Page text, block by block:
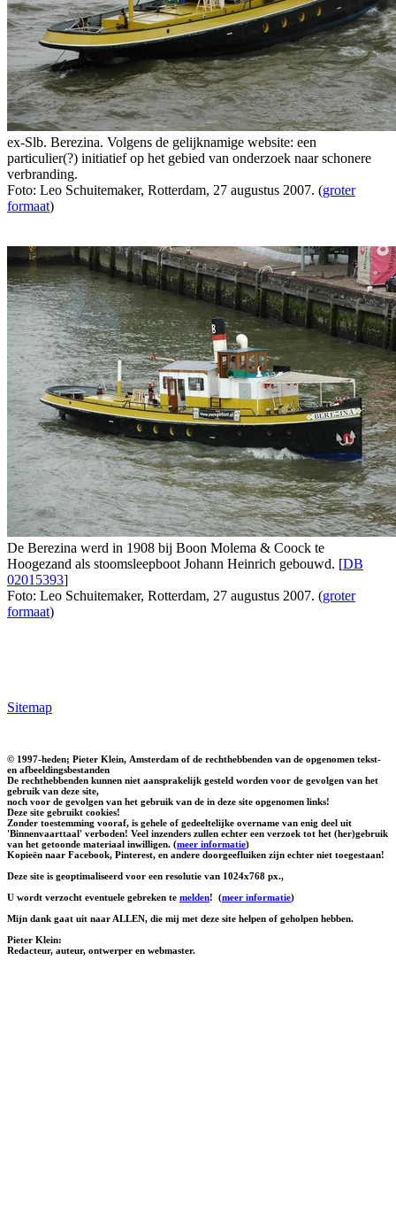
ex-Slb. Berezina. Volgens de gelijknamige website: een
particulier(?) initiatief op het gebied van onderzoek naar schonere
verbranding.
Foto: Leo Schuitemaker, Rotterdam, 27 augustus 2007. (groter
formaat)
De Berezina werd in 1908 bij Boon Molema & Coock te
Hoogezand als stoomsleepboot Johann Heinrich gebouwd. [DB
02015393]
Foto: Leo Schuitemaker, Rotterdam, 27 augustus 2007. (groter
formaat)
Sitemap
© 1997-heden; Pieter Klein, Amsterdam of de rechthebbenden van de opgenomen tekst-
en afbeeldingsbestanden
De rechthebbenden kunnen niet aansprakelijk gesteld worden voor de gevolgen van het
gebruik van deze site,
noch voor de gevolgen van het gebruik van de in deze site opgenomen links!
Deze site gebruikt cookies!
Zonder toestemming vooraf, is gehele of gedeeltelijke overname van enig deel uit
'Binnenvaarttaal' verboden! Veel inzenders zullen echter een verzoek tot het (her)gebruik
van het getoonde materiaal inwilligen. (meer informatie)
Kopieën naar Facebook, Pinterest, en andere doorgeefluiken zijn echter niet toegestaan!
Deze site is geoptimaliseerd voor een resolutie van 1024x768 px.,
U wordt verzocht eventuele gebreken te melden! (meer informatie)
Mijn dank gaat uit naar ALLEN, die mij met deze site helpen of geholpen hebben.
Pieter Klein:
Redacteur, auteur, ontwerper en webmaster.